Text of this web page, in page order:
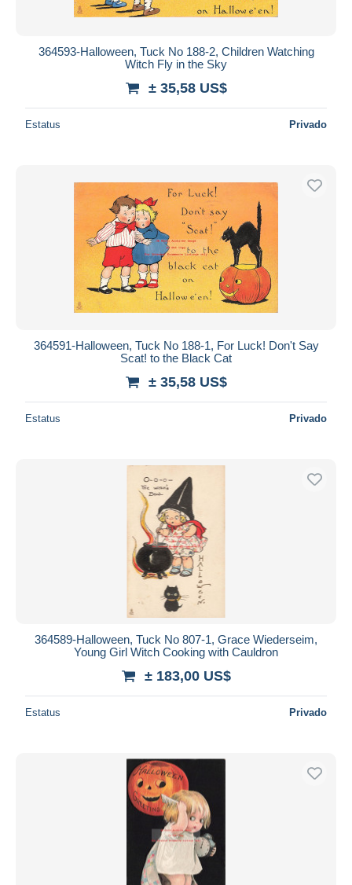
364593-Halloween, Tuck No 188-2, Children Watching
Witch Fly in the Sky
± 35,58 US$
Estatus Privado
364591-Halloween, Tuck No 188-1, For Luck! Don't Say
Scat! to the Black Cat
± 35,58 US$
Estatus Privado
364589-Halloween, Tuck No 807-1, Grace Wiederseim,
Young Girl Witch Cooking with Cauldron
± 183,00 US$
Estatus Privado